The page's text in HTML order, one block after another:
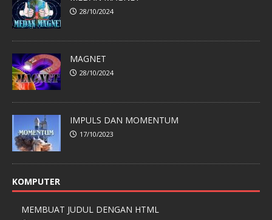
28/10/2024
MAGNET
28/10/2024
IMPULS DAN MOMENTUM
17/10/2023
KOMPUTER
MEMBUAT JUDUL DENGAN HTML